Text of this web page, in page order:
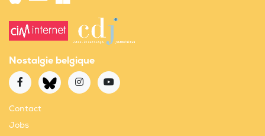
Nostalgie belgique
Contact
Jobs